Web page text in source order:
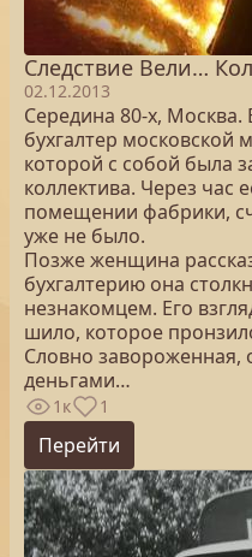
Следствие Вели…
02.12.2013
Середина 80-х, Москва.
бухгалтер московской
которой с собой была
коллектива. Через час
помещении фабрики,
уже не было.
Позже женщина
бухгалтерию она
незнакомцем. Его
шило, которое
Словно завороженная,
деньгами…
1к 1
Перейти